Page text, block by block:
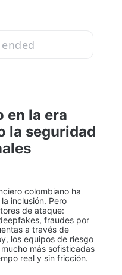
en la era
la seguridad
colombiano ha
inclusión. Pero
de ataque:
fraudes por
a través de
los equipos de riesgo
más sofisticadas
real y sin fricción.